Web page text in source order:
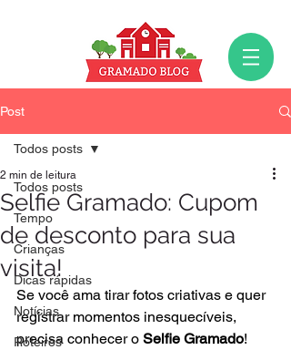
Post
Todos posts
Tempo
Crianças
Dicas rápidas
Notícias
Roteiros
Todos posts
Selfie Gramado: Cupom
de desconto para sua
visita!
2 min de leitura
Se você ama tirar fotos criativas e quer
registrar momentos inesquecíveis,
precisa conhecer o Selfie Gramado!